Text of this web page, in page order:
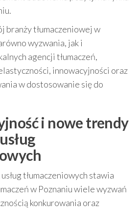
branży tłumaczeniowej w
wyzwania, jak i
agencji tłumaczeń,
innowacyjności oraz
w dostosowanie się do
i nowe trendy
tłumaczeniowych stawia
w Poznaniu wiele wyzwań
konkurowania oraz